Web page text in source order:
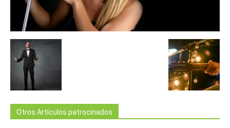
Otros Artículos patrocinados